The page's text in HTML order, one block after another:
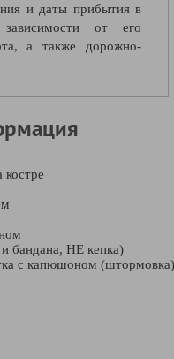
и даты прибытия в
от его
а также дорожно-
бандана, НЕ кепка)
с капюшоном